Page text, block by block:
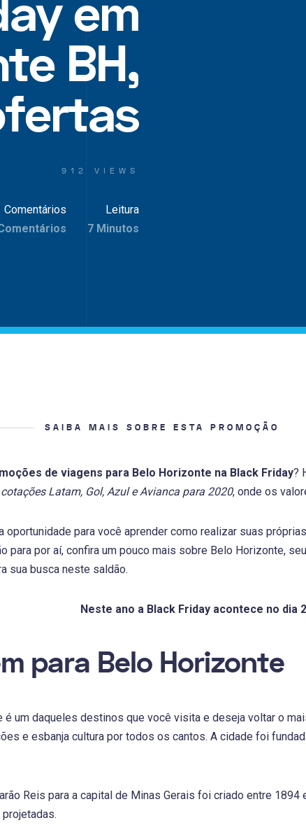
em
BH,
912 VIEWS
Comentários
Leitura
7 Minutos
SAIBA MAIS SOBRE ESTA PROMOÇÃO
de viagens para Belo Horizonte na Black Friday?
cotações Latam, Gol, Azul e Avianca para 2020, onde os
oportunidade para você aprender como realizar suas
para por aí, confira um pouco mais sobre Belo Horizonte,
sua busca neste saldão.
Neste ano a Black Friday acontece no dia
para Belo Horizonte
é um daqueles destinos que você visita e deseja voltar o
e esbanja cultura por todos os cantos. A cidade foi
Reis para a capital de Minas Gerais foi criado entre